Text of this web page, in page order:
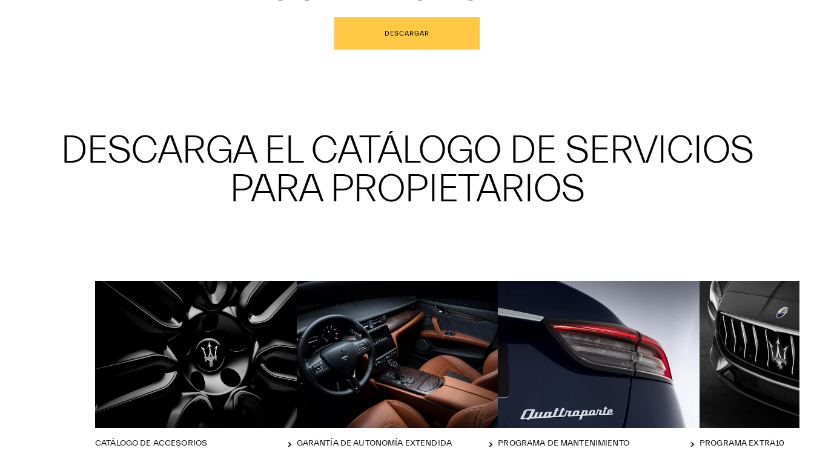
DESCARGAR
DESCARGA EL CATÁLOGO DE SERVICIOS
PARA PROPIETARIOS
CATÁLOGO DE ACCESORIOS GARANTÍA DE AUTONOMÍA EXTENDIDA PROGRAMA DE MANTENIMIENTO PROGRAMA EXTRA10